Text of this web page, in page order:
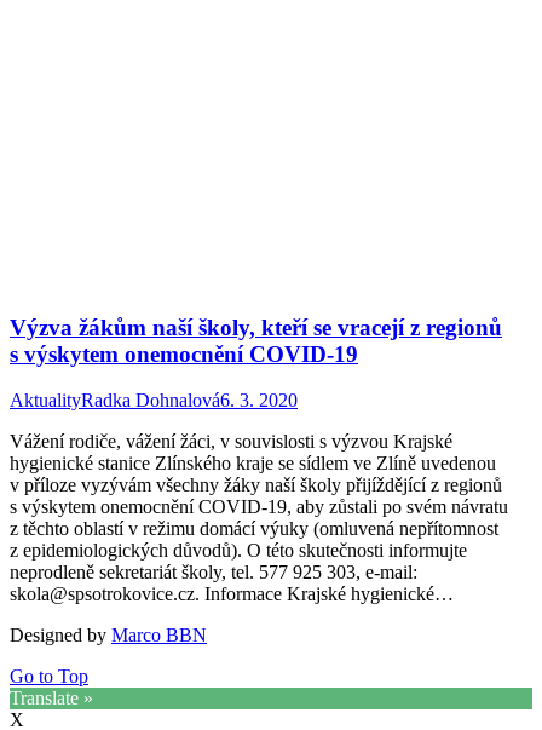
Výzva žákům naší školy, kteří se vracejí z regionů
s výskytem onemocnění COVID-19
AktualityRadka Dohnalová6. 3. 2020
Vážení rodiče, vážení žáci, v souvislosti s výzvou Krajské
hygienické stanice Zlínského kraje se sídlem ve Zlíně uvedenou
v příloze vyzývám všechny žáky naší školy přijíždějící z regionů
s výskytem onemocnění COVID-19, aby zůstali po svém návratu
z těchto oblastí v režimu domácí výuky (omluvená nepřítomnost
z epidemiologických důvodů). O této skutečnosti informujte
neprodleně sekretariát školy, tel. 577 925 303, e-mail:
skola@spsotrokovice.cz. Informace Krajské hygienické…
Designed by Marco BBN
Go to Top
Translate »
X